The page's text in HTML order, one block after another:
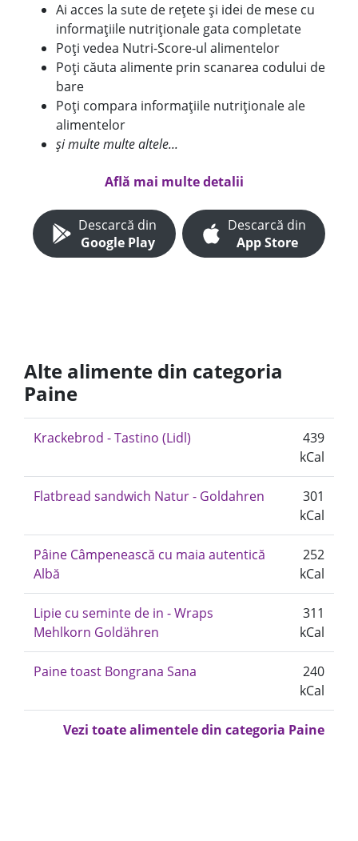
Ai acces la sute de rețete și idei de mese cu
informațiile nutriționale gata completate
Poți vedea Nutri-Score-ul alimentelor
Poți căuta alimente prin scanarea codului de
bare
Poți compara informațiile nutriționale ale
alimentelor
și multe multe altele...
Află mai multe detalii
Descarcă din
Google Play
Descarcă din
App Store
Alte alimente din categoria
Paine
Krackebrod - Tastino (Lidl)
439
kCal
Flatbread sandwich Natur - Goldahren
301
kCal
Pâine Câmpenească cu maia autentică
Albă
252
kCal
Lipie cu seminte de in - Wraps
Mehlkorn Goldähren
311
kCal
Paine toast Bongrana Sana
240
kCal
Vezi toate alimentele din categoria Paine